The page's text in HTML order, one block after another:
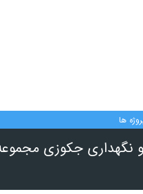
ها
جکوزی